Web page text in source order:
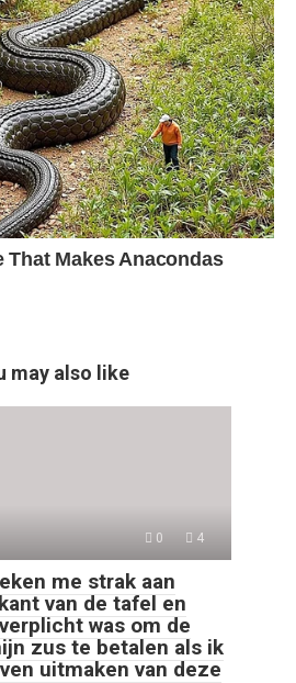
may also like
0 4
me strak aan
van de tafel en
was om de
zus te betalen als ik
uitmaken van deze